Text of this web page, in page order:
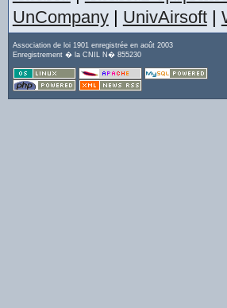
UnCompany| UnivAirsoft|
Association de loi 1901 enregistrée en août 2003
Enregistrement � la CNIL N� 855230